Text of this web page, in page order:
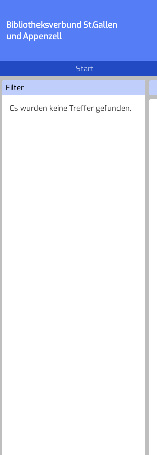
Bibliotheksverbund St.Gallen
und Appenzell
Start
Filter
Es wurden keine Treffer gefunden.